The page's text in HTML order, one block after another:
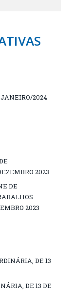
JANEIRO/2024
2023
DE
2023
DE 13
DE 13 DE